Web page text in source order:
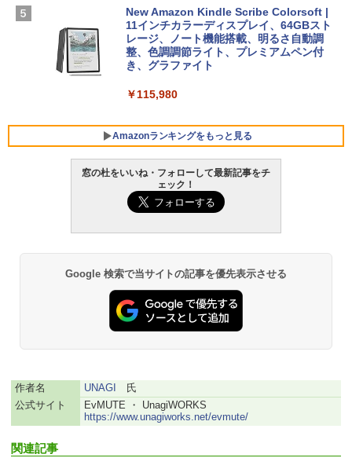
FMV ノートパソコン WE1-K3 (MS 365 P
ersonal/Copilotキー搭載/Win 11/15.6型/
Core i5/16GB/SSD 512GB/ホワイト) FM
VWK3E15W_AZ
￥139,880
￥3,600
New Amazon Kindle Scribe Colorsoft |
11インチカラーディスプレイ、64GBスト
レージ、ノート機能搭載、明るさ自動調
整、色調調節ライト、プレミアムペン付
き、グラファイト
￥115,980
Amazonランキングをもっと見る
窓の杜をいいね・フォローして最新記事をチ
ェック！
Google 検索で当サイトの記事を優先表示させる
作者名 UNAGI
氏
公式サイト
EvMUTE ・ UnagiWORKS
https://www.unagiworks.net/evmute/
関連記事